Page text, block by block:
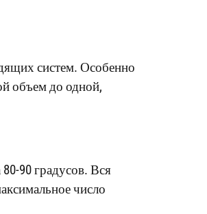
систем. Особенно
объем до одной,
90 градусов. Вся
число